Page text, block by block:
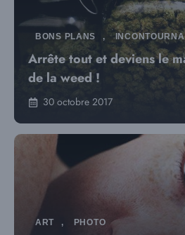
BONS PLANS ,
Arrête tout et deviens le
de la weed !
30 octobre 2017
ART , PHOTO